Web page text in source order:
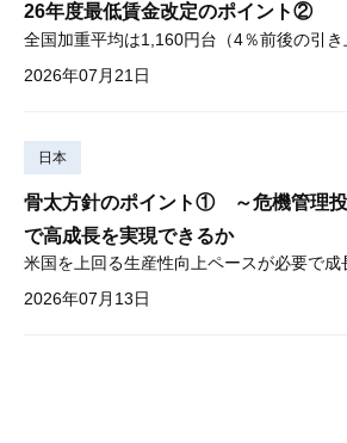
26年度最低賃金改定のポイント②
全国加重平均は1,160円台（4％前後の引
2026年07月21日
日本
骨太方針のポイント① ～危機管理
で高成長を実現できるか
2026年07月13日